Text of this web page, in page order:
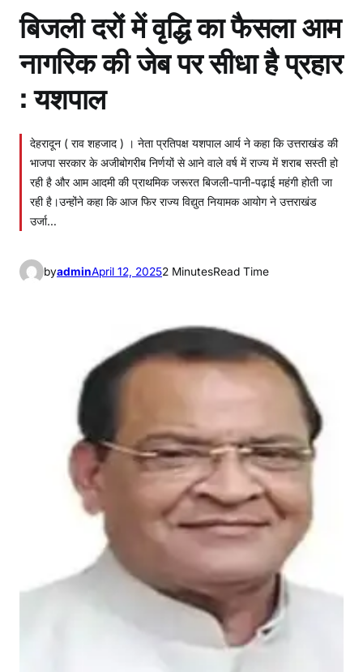
बिजली दरों में वृद्धि का फैसला आम
नागरिक की जेब पर सीधा है प्रहार
: यशपाल
देहरादून ( राव शहजाद ) । नेता प्रतिपक्ष यशपाल आर्य ने कहा कि उत्तराखंड की
भाजपा सरकार के अजीबोगरीब निर्णयों से आने वाले वर्ष में राज्य में शराब सस्ती हो
रही है और आम आदमी की प्राथमिक जरूरत बिजली-पानी-पढ़ाई महंगी होती जा
रही है।उन्होंने कहा कि आज फिर राज्य विद्युत नियामक आयोग ने उत्तराखंड
उर्जा…
byadminApril 12, 20252 MinutesRead Time